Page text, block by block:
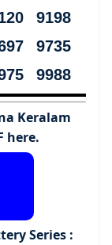
9198
9735
9988
Keralam
here.
Series :